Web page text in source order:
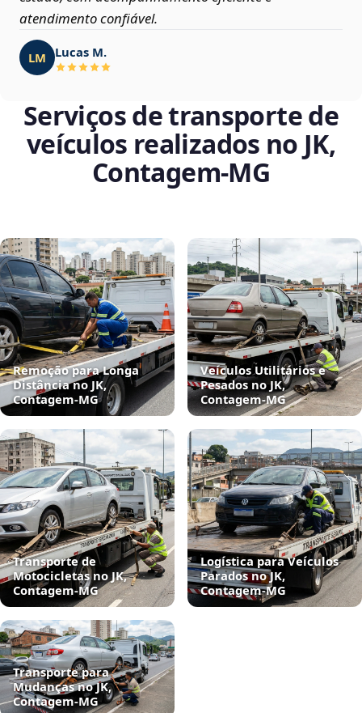
atendimento confiável.
LM Lucas M.
Serviços de transporte de
veículos realizados no JK,
Contagem‑MG
Remoção para Longa
Distância no JK,
Contagem‑MG
Veículos Utilitários e
Pesados no JK,
Contagem‑MG
Transporte de
Motocicletas no JK,
Contagem‑MG
Logística para Veículos
Parados no JK,
Contagem‑MG
Transporte para
Mudanças no JK,
Contagem‑MG